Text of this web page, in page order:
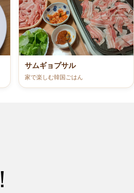
サムギョプサル
家で楽しむ韓国ごはん